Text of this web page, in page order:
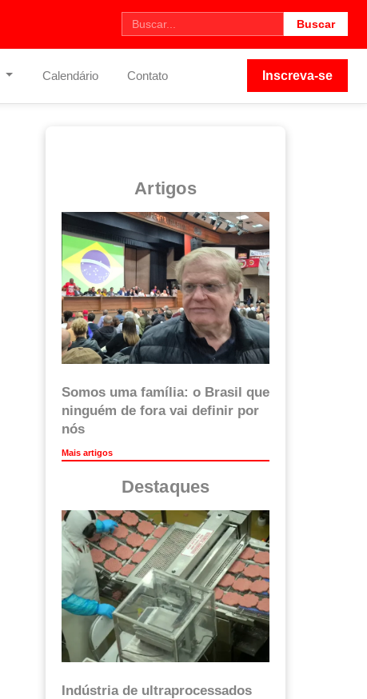
Buscar
Calendário Contato Inscreva-se
Artigos
Somos uma família: o Brasil que
ninguém de fora vai definir por
nós
Mais artigos
Destaques
Indústria de ultraprocessados